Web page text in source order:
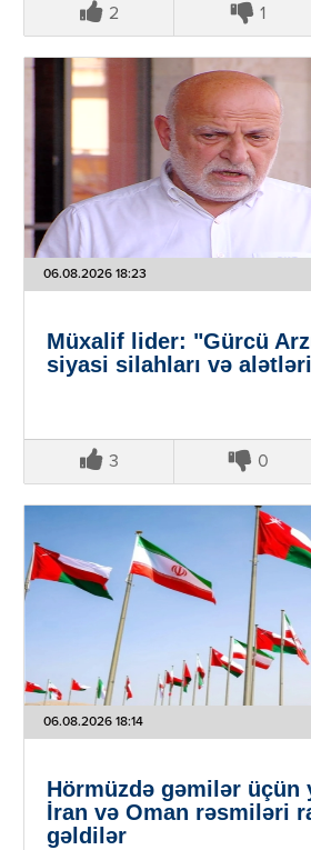
2 1
06.08.2026 18:23
Müxalif lider: "Gürcü
siyasi silahları və
3 0
06.08.2026 18:14
Hörmüzdə gəmilər üçün
İran və Oman rəsmiləri
gəldilər